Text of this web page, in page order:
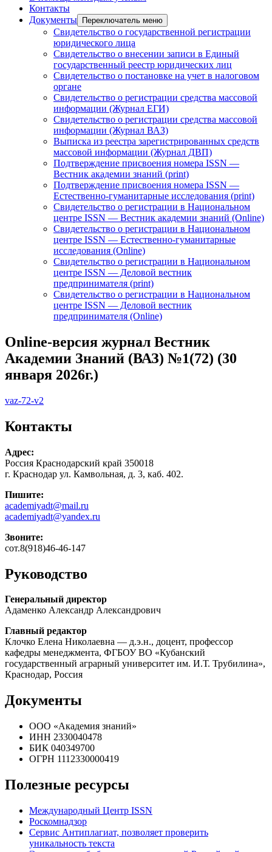
Контакты
Документы
Переключатель меню
Свидетельство о государственной регистрации
юридического лица
Свидетельство о внесении записи в Единый
государственный реестр юридических лиц
Свидетельство о постановке на учет в налоговом
органе
Свидетельство о регистрации средства массовой
информации (Журнал ЕГИ)
Свидетельство о регистрации средства массовой
информации (Журнал ВАЗ)
Выписка из реестра зарегистрированных средств
массовой информации (Журнал ДВП)
Подтверждение присвоения номера ISSN —
Вестник академии знаний (print)
Подтверждение присвоения номера ISSN —
Естественно-гуманитарные исследования (print)
Свидетельство о регистрации в Национальном
центре ISSN — Вестник академии знаний (Online)
Свидетельство о регистрации в Национальном
центре ISSN — Естественно-гуманитарные
исследования (Online)
Свидетельство о регистрации в Национальном
центре ISSN — Деловой вестник
предпринимателя (print)
Свидетельство о регистрации в Национальном
центре ISSN — Деловой вестник
предпринимателя (Online)
Online-версия журнал Вестник
Академии Знаний (ВАЗ) №1(72) (30
января 2026г.)
vaz-72-v2
Контакты
Адрес:
Россия Краснодарский край 350018
г. Краснодар ул. Камвольная, д. 3, каб. 402.
Пишите:
academiyadt@mail.ru
academiyadt@yandex.ru
Звоните:
сот.8(918)46-46-147
Руководство
Генеральный директор
Адаменко Александр Александрович
Главный редактор
Клочко Елена Николаевна — д.э.н., доцент, профессор
кафедры менеджмента, ФГБОУ ВО «Кубанский
государственный аграрный университет им. И.Т. Трубилина»,
Краснодар, Россия
Документы
ООО «Академия знаний»
ИНН 2330040478
БИК 040349700
ОГРН 1112330000419
Полезные ресурсы
Международный Центр ISSN
Роскомнадзор
Cервис Антиплагиат, позволяет проверить
уникальность текста